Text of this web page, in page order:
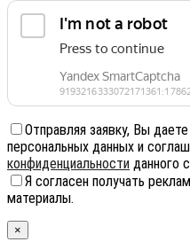
Отправляя заявку, Вы
персональных данных и
конфиденциальности данного
Я согласен получать
материалы.
×